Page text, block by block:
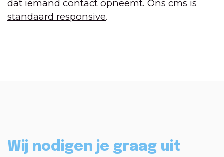
dat iemand contact opneemt. Ons cms is
standaard responsive.
Wij nodigen je graag uit